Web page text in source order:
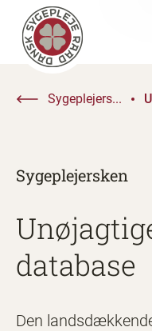
Sygeplejers...
Sygeplejersken
database
Den